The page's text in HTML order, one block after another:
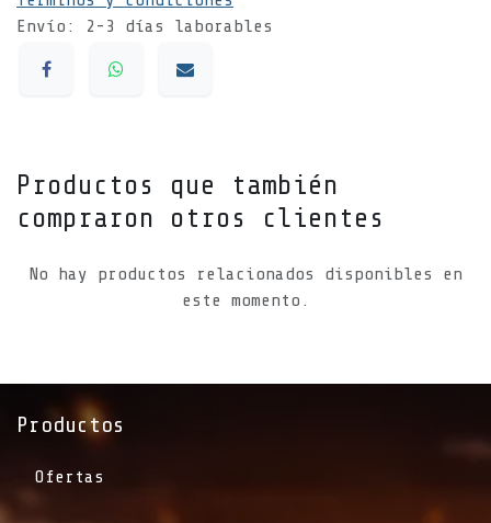
Envío: 2-3 días laborables
Productos que también
compraron otros clientes
No hay productos relacionados disponibles en
este momento.
Productos
Ofertas